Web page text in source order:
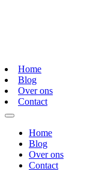
Home
Blog
Over ons
Contact
Home
Blog
Over ons
Contact